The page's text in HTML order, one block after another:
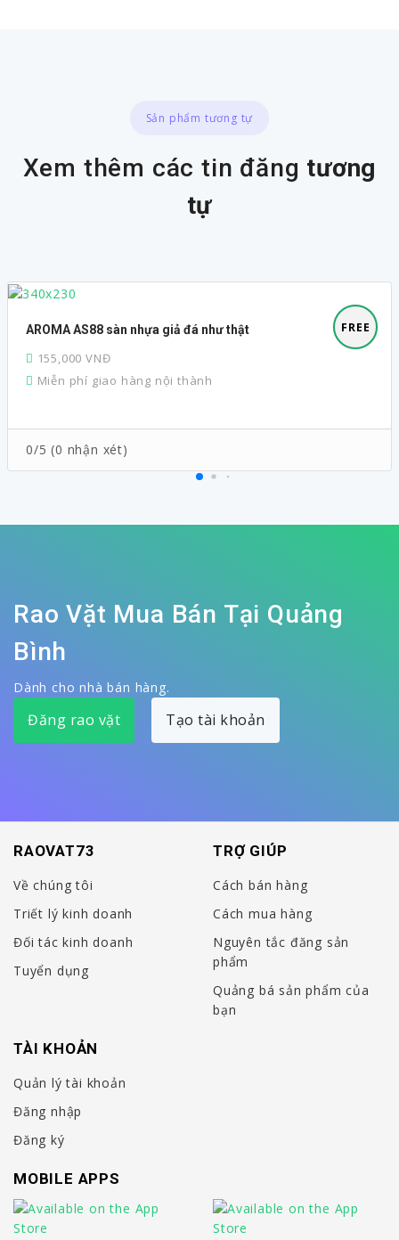
Sản phẩm tương tự
Xem thêm các tin đăng tương
tự
FREE
AROMA AS88 sàn nhựa giả đá như thật
155,000 VNĐ
Miễn phí giao hàng nội thành
0/5 (0 nhận xét)
Rao Vặt Mua Bán Tại Quảng
Bình
Dành cho nhà bán hàng.
Đăng rao vặt Tạo tài khoản
RAOVAT73
Về chúng tôi
Triết lý kinh doanh
Đối tác kinh doanh
Tuyển dụng
TRỢ GIÚP
Cách bán hàng
Cách mua hàng
Nguyên tắc đăng sản
phẩm
Quảng bá sản phẩm của
bạn
TÀI KHOẢN
Quản lý tài khoản
Đăng nhập
Đăng ký
MOBILE APPS